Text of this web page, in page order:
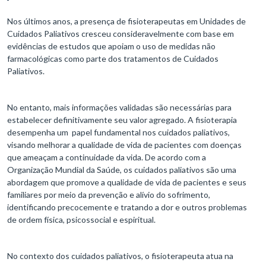
Nos últimos anos, a presença de fisioterapeutas em Unidades de
Cuidados Paliativos cresceu consideravelmente com base em
evidências de estudos que apoiam o uso de medidas não
farmacológicas como parte dos tratamentos de Cuidados
Paliativos.
No entanto, mais informações validadas são necessárias para
estabelecer definitivamente seu valor agregado. A fisioterapia
desempenha um papel fundamental nos cuidados paliativos,
visando melhorar a qualidade de vida de pacientes com doenças
que ameaçam a continuidade da vida. De acordo com a
Organização Mundial da Saúde, os cuidados paliativos são uma
abordagem que promove a qualidade de vida de pacientes e seus
familiares por meio da prevenção e alívio do sofrimento,
identificando precocemente e tratando a dor e outros problemas
de ordem física, psicossocial e espiritual.
No contexto dos cuidados paliativos, o fisioterapeuta atua na